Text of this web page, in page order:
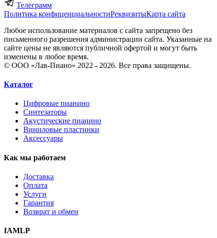
Телеграмм
Политика конфиценциальностиРеквизитыКарта сайта
Любое использование материалов с сайта запрещено без
письменного разрешения администрации сайта. Указанные на
сайте цены не являются публичной офертой и могут быть
изменены в любое время.
© ООО «Лав-Пиано» 2022 - 2026. Все права защищены.
Каталог
Цифровые пианино
Синтезаторы
Акустические пианино
Виниловые пластинки
Аксессуары
Как мы работаем
Доставка
Оплата
Услуги
Гарантия
Возврат и обмен
IAMLP